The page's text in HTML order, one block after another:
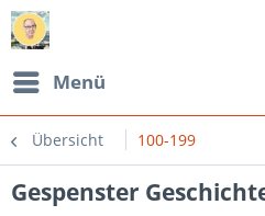
Menü
Übersicht 100-199
Gespenster